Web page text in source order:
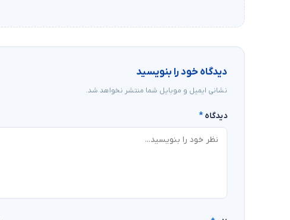
دیدگاه خود را بنویسید
نشانی ایمیل و موبایل شما منتشر نخواهد شد.
دیدگاه *